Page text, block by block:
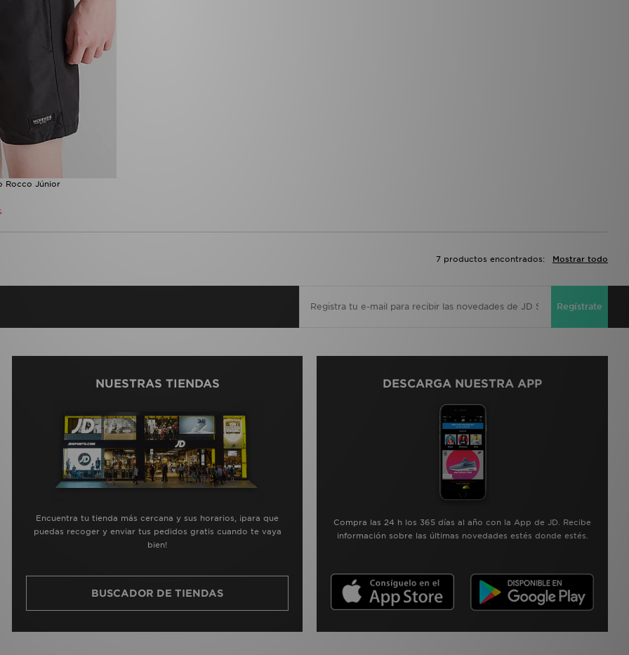
Rocco Júnior
Mostrar todo
7 productos encontrados:
Regístrate
NUESTRAS TIENDAS
Encuentra tu tienda más cercana y sus horarios, ¡para que
puedas recoger y enviar tus pedidos gratis cuando te vaya
bien!
BUSCADOR DE TIENDAS
DESCARGA NUESTRA APP
Compra las 24 h los 365 días al año con la App de JD. Recibe
información sobre las últimas novedades estés donde estés.